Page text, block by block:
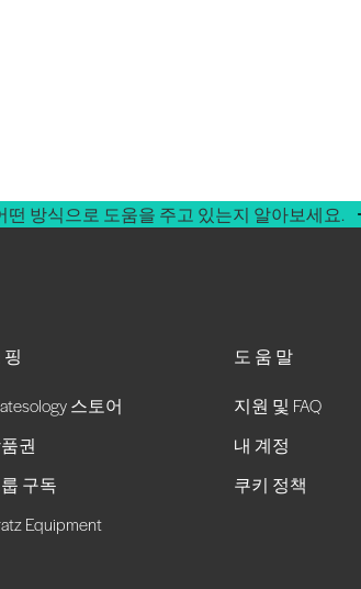
떤 방식으로 도움을 주고 있는지 알아보세요.
스토어
권
구독
Equipment
도움말
지원 및 FAQ
내 계정
쿠키 정책